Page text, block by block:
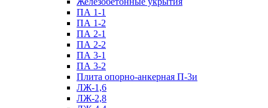
ПА 1-1
ПА 1-2
ПА 2-1
ПА 2-2
ПА 3-1
ПА 3-2
Плита опорно-анкерная П-3и
ЛЖ-1,6
ЛЖ-2,8